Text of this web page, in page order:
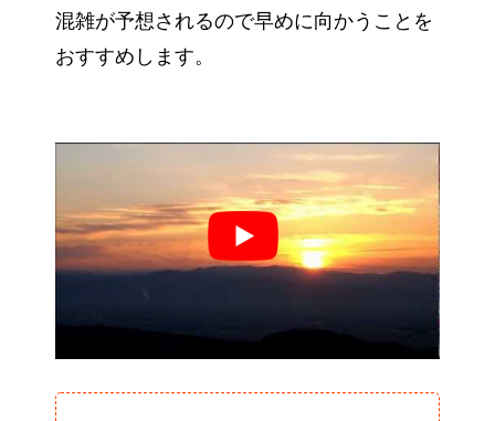
混雑が予想されるので早めに向かうことを
おすすめします。